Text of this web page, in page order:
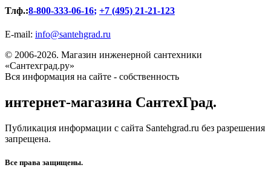
Тлф.:8-800-333-06-16; +7 (495) 21-21-123
E-mail: info@santehgrad.ru
© 2006-2026. Магазин инженерной сантехники
«Сантехград.ру»
Вся информация на сайте - собственность
интернет-магазина СантехГрад.
Публикация информации с сайта Santehgrad.ru без разрешения
запрещена.
Все права защищены.